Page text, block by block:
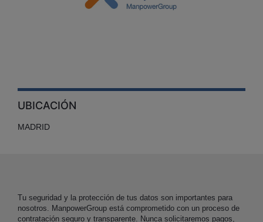
UBICACIÓN
MADRID
Tu seguridad y la protección de tus datos son importantes para
nosotros. ManpowerGroup está comprometido con un proceso de
contratación seguro y transparente. Nunca solicitaremos pagos,